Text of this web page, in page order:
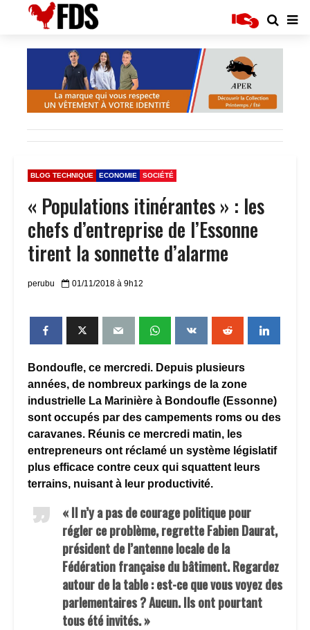
BLOG TECHNIQUE ECONOMIE SOCIÉTÉ
« Populations itinérantes » : les
chefs d’entreprise de l’Essonne
tirent la sonnette d’alarme
perubu 01/11/2018 à 9h12
Bondoufle, ce mercredi. Depuis plusieurs
années, de nombreux parkings de la zone
industrielle La Marinière à Bondoufle (Essonne)
sont occupés par des campements roms ou des
caravanes. Réunis ce mercredi matin, les
entrepreneurs ont réclamé un système législatif
plus efficace contre ceux qui squattent leurs
terrains, nuisant à leur productivité.
« Il n’y a pas de courage politique pour
régler ce problème, regrette Fabien Daurat,
président de l’antenne locale de la
Fédération française du bâtiment. Regardez
autour de la table : est-ce que vous voyez des
parlementaires ? Aucun. Ils ont pourtant
tous été invités. »